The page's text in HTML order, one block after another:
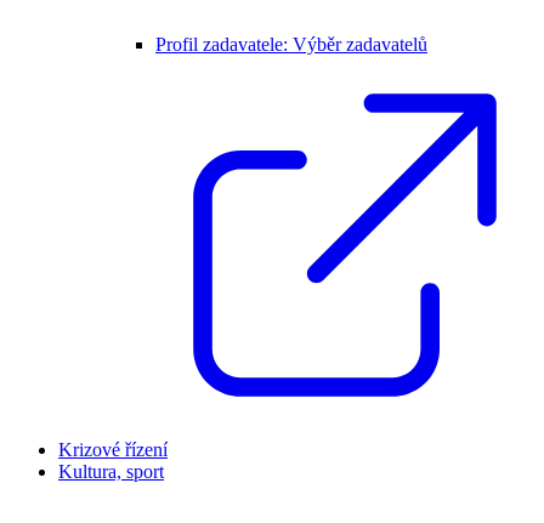
Profil zadavatele: Výběr zadavatelů
Krizové řízení
Kultura, sport